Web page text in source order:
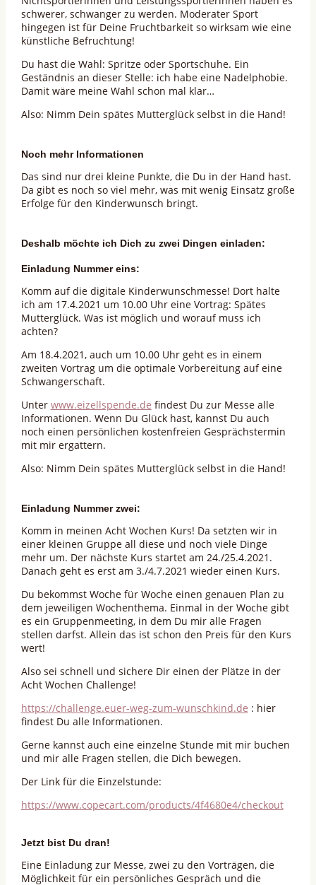
schwerer, schwanger zu werden. Moderater Sport
hingegen ist für Deine Fruchtbarkeit so wirksam wie eine
künstliche Befruchtung!
Du hast die Wahl: Spritze oder Sportschuhe. Ein
Geständnis an dieser Stelle: ich habe eine Nadelphobie.
Damit wäre meine Wahl schon mal klar…
Also: Nimm Dein spätes Mutterglück selbst in die Hand!
Noch mehr Informationen
Das sind nur drei kleine Punkte, die Du in der Hand hast.
Da gibt es noch so viel mehr, was mit wenig Einsatz große
Erfolge für den Kinderwunsch bringt.
Deshalb möchte ich Dich zu zwei Dingen einladen:
Einladung Nummer eins:
Komm auf die digitale Kinderwunschmesse! Dort halte
ich am 17.4.2021 um 10.00 Uhr eine Vortrag: Spätes
Mutterglück. Was ist möglich und worauf muss ich
achten?
Am 18.4.2021, auch um 10.00 Uhr geht es in einem
zweiten Vortrag um die optimale Vorbereitung auf eine
Schwangerschaft.
Unter www.eizellspende.de findest Du zur Messe alle
Informationen. Wenn Du Glück hast, kannst Du auch
noch einen persönlichen kostenfreien Gesprächstermin
mit mir ergattern.
Also: Nimm Dein spätes Mutterglück selbst in die Hand!
Einladung Nummer zwei:
Komm in meinen Acht Wochen Kurs! Da setzten wir in
einer kleinen Gruppe all diese und noch viele Dinge
mehr um. Der nächste Kurs startet am 24./25.4.2021.
Danach geht es erst am 3./4.7.2021 wieder einen Kurs.
Du bekommst Woche für Woche einen genauen Plan zu
dem jeweiligen Wochenthema. Einmal in der Woche gibt
es ein Gruppenmeeting, in dem Du mir alle Fragen
stellen darfst. Allein das ist schon den Preis für den Kurs
wert!
Also sei schnell und sichere Dir einen der Plätze in der
Acht Wochen Challenge!
https://challenge.euer-weg-zum-wunschkind.de : hier
findest Du alle Informationen.
Gerne kannst auch eine einzelne Stunde mit mir buchen
und mir alle Fragen stellen, die Dich bewegen.
Der Link für die Einzelstunde:
https://www.copecart.com/products/4f4680e4/checkout
Jetzt bist Du dran!
Eine Einladung zur Messe, zwei zu den Vorträgen, die
Möglichkeit für ein persönliches Gespräch und die